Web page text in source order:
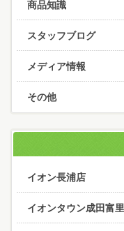
商品知識
スタッフブログ
メディア情報
その他
イオン長浦店
イオンタウン成田富